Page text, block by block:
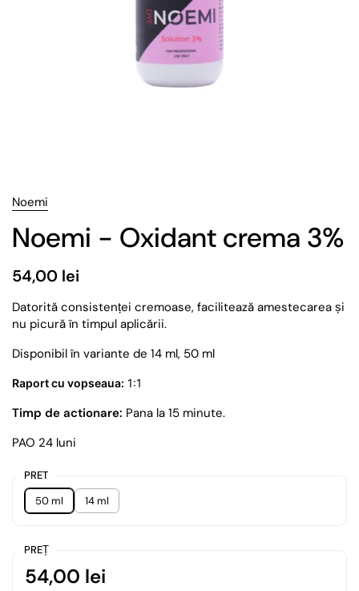
Noemi
Noemi - Oxidant crema 3%
54,00 lei
Datorită consistenței cremoase, facilitează amestecarea și
nu picură în timpul aplicării.
Disponibil în variante de 14 ml, 50 ml
Raport cu vopseaua: 1:1
Timp de actionare: Pana la 15 minute.
PAO 24 luni
PRET
50 ml
14 ml
PREȚ
54,00 lei